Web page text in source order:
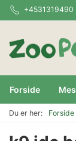
+4531319490
Forside
Du er her: Forside